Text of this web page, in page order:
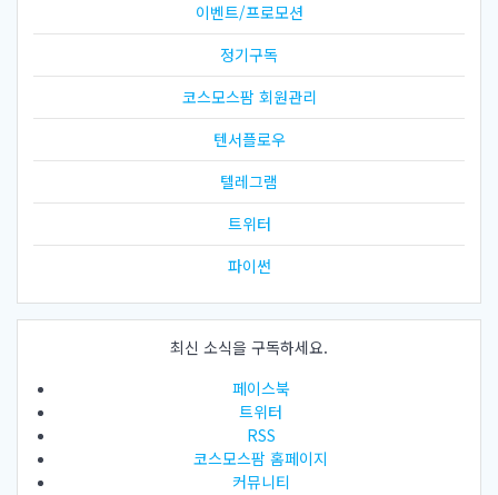
이벤트/프로모션
정기구독
코스모스팜 회원관리
텐서플로우
텔레그램
트위터
파이썬
최신 소식을 구독하세요.
페이스북
트위터
RSS
코스모스팜 홈페이지
커뮤니티